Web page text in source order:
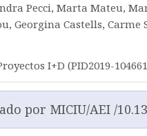
Pecci, Marta Mateu,
Georgina Castells,
I+D (PID2019-
por MICIU/AEI /